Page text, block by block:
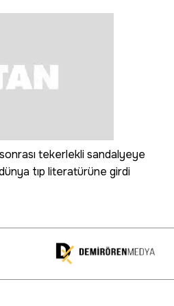
tekerlekli sandalyeye
tıp literatürüne girdi